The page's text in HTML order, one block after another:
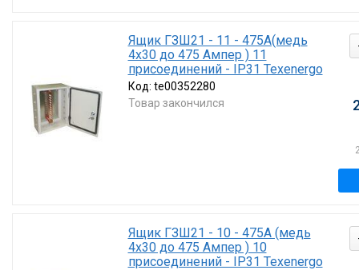
Ящик ГЗШ21 - 11 - 475А(медь
4х30 до 475 Ампер ) 11
присоединений - IP31 Texenergo
Код: te00352280
Товар закончился
Ящик ГЗШ21 - 10 - 475А (медь
4х30 до 475 Ампер ) 10
присоединений - IP31 Texenergo